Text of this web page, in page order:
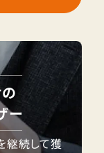
ー
継続して獲